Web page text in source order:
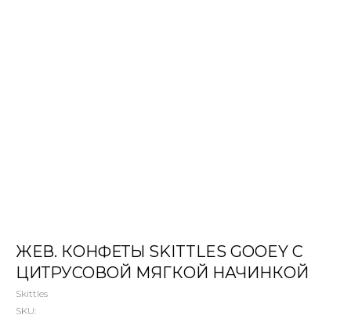
ЖЕВ. КОНФЕТЫ SKITTLES GOOEY C
ЦИТРУСОВОЙ МЯГКОЙ НАЧИНКОЙ
Skittles
SKU: